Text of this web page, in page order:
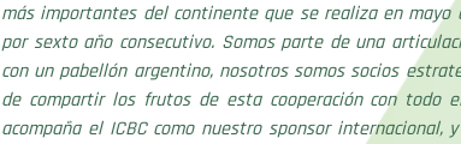
más importantes del continente que se realiza en mayo
por sexto año consecutivo. Somos parte de una
con un pabellón argentino, nosotros somos socios
de compartir los frutos de esta cooperación con todo
acompaña el ICBC como nuestro sponsor